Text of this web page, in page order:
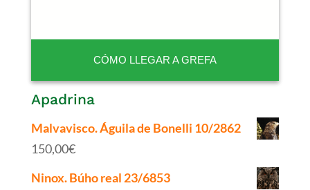
CÓMO LLEGAR A GREFA
Apadrina
Malvavisco. Águila de Bonelli 10/2862
150,00€
Ninox. Búho real 23/6853